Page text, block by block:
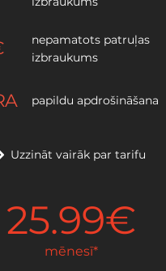
nepamatots patruļas
izbraukums
papildu apdrošināšana
Uzzināt vairāk par tarifu
25.99€
mēnesī*
nepamatots patruļas
izbraukums
papildu apdrošināšana
Uzzināt vairāk par tarifu
27.99€
mēnesī*